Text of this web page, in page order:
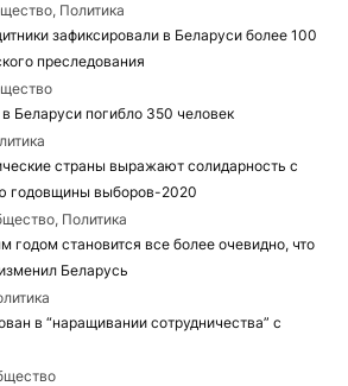
Политика
зафиксировали в Беларуси более 100
преследования
Беларуси погибло 350 человек
страны выражают солидарность с
годовщины выборов-2020
Политика
годом становится все более очевидно, что
Беларусь
в “наращивании сотрудничества” с